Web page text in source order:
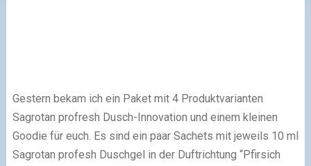
Gestern bekam ich ein Paket mit 4 Produktvarianten
Sagrotan profresh Dusch-Innovation und einem kleinen
Goodie für euch. Es sind ein paar Sachets mit jeweils 10 ml
Sagrotan profesh Duschgel in der Duftrichtung “Pfirsich